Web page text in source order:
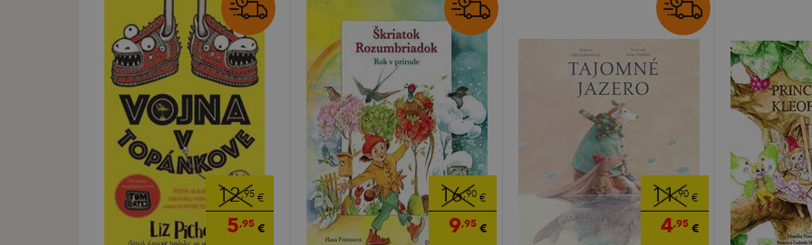
12,95€
5,95€
16,90 €
9,95 €
11,90 €
4,95 €